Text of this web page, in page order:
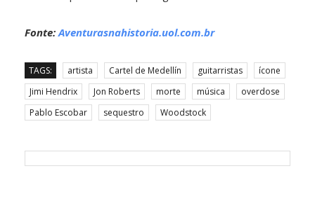
Fonte: Aventurasnahistoria.uol.com.br
TAGS: artista Cartel de Medellín guitarristas
ícone
Jimi Hendrix
Jon Roberts morte música
overdose
Pablo Escobar
sequestro Woodstock